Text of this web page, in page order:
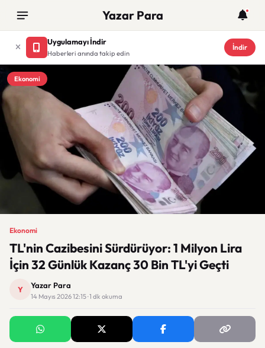
Yazar Para
Uygulamayı İndir
Haberleri anında takip edin
İndir
Ekonomi
Ekonomi
TL'nin Cazibesini Sürdürüyor: 1 Milyon Lira
İçin 32 Günlük Kazanç 30 Bin TL'yi Geçti
Y Yazar Para
14 Mayıs 2026 12:15 · 1 dk okuma